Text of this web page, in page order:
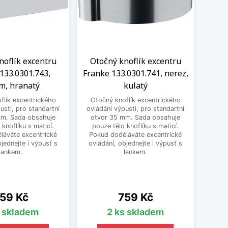
excentru
hranatý
excentrického
pro standartní
Sada obsahuje
s maticí.
excentrické
i výpusť s
Kč
skladem
Otočný knoflík excentru
Franke 133.0301.741, nerez,
kulatý
Otočný knoflík excentrického
ovládání výpusti, pro standartní
otvor 35 mm. Sada obsahuje
pouze tělo knoflíku s maticí.
Pokud doděláváte excentrické
ovládání, objednejte i výpusť s
lankem.
Cena
759 Kč
2 ks skladem